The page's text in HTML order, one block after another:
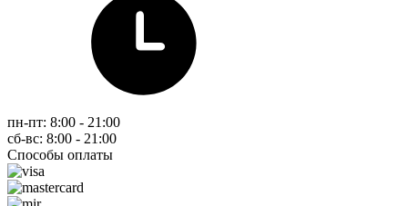
пн-пт: 8:00 - 21:00
сб-вс: 8:00 - 21:00
Способы оплаты